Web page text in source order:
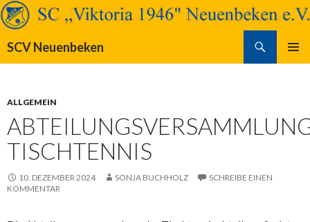
SCV Neuenbeken
ALLGEMEIN
TISCHTENNIS
10. DEZEMBER 2024 SONJA BUCHHOLZ
SCHREIBE EINEN
KOMMENTAR